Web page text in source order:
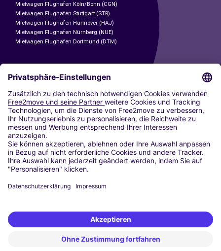
Mietwagen Flughafen Köln/Bonn (CGN)
Mietwagen Flughafen Stuttgart (STR)
Mietwagen Flughafen Hannover (HAJ)
Mietwagen Flughafen Nürnberg (NUE)
Mietwagen Flughafen Dortmund (DTM)
CARSHARING
UNSERE STÄDTE
Paris
Madrid
Washington DC
Mailand
Rom
Turin
Wien
Berlin
Düsseldorf